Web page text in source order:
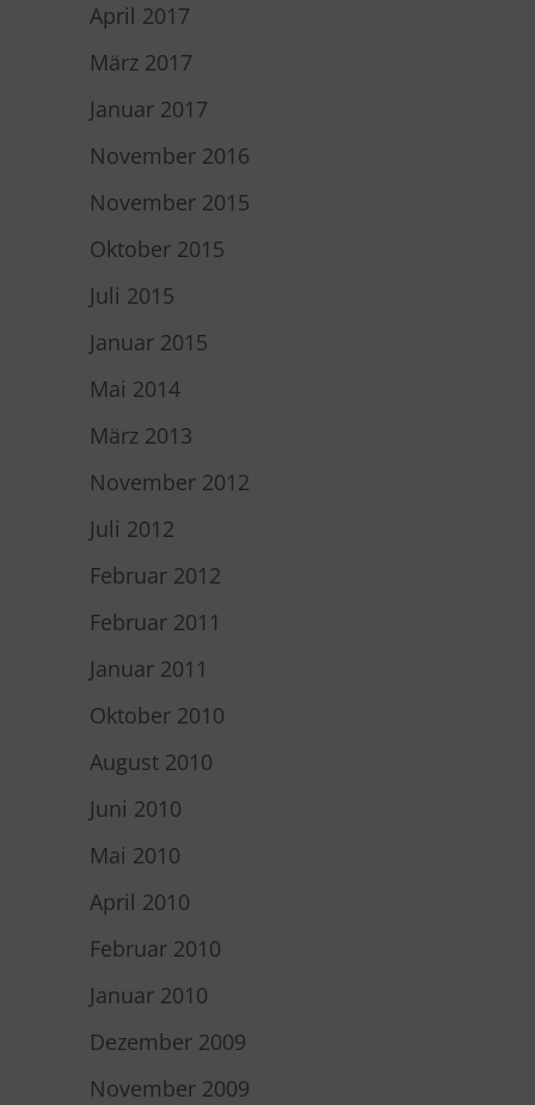
April 2017
März 2017
Januar 2017
November 2016
November 2015
Oktober 2015
Juli 2015
Januar 2015
Mai 2014
März 2013
November 2012
Juli 2012
Februar 2012
Februar 2011
Januar 2011
Oktober 2010
August 2010
Juni 2010
Mai 2010
April 2010
Februar 2010
Januar 2010
Dezember 2009
November 2009